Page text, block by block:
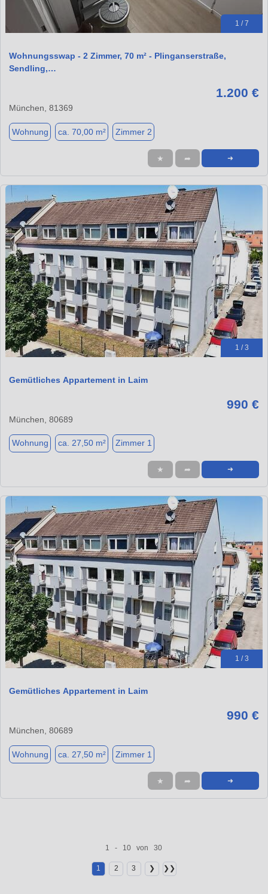
1 / 7
Wohnungsswap - 2 Zimmer, 70 m² - Plinganserstraße,
Sendling,…
1.200 €
München, 81369
Wohnung ca. 70,00 m² Zimmer 2
★ ➦ ➜
1 / 3
Gemütliches Appartement in Laim
990 €
München, 80689
Wohnung ca. 27,50 m² Zimmer 1
★ ➦ ➜
1 / 3
Gemütliches Appartement in Laim
990 €
München, 80689
Wohnung ca. 27,50 m² Zimmer 1
★ ➦ ➜
1 - 10 von 30
1 2 3 ❯ ❯❯